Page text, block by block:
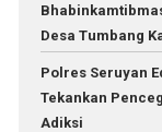
Desa Tumbang
Polres Seruyan
Tekankan
Adiksi